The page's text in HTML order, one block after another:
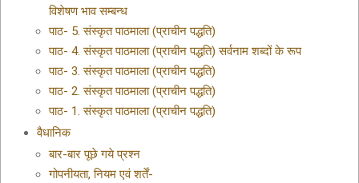
विशेषण भाव सम्बन्ध
पाठ- 5. संस्कृत पाठमाला (प्राचीन पद्धति)
पाठ- 4. संस्कृत पाठमाला (प्राचीन पद्धति) सर्वनाम शब्दों के रूप
पाठ- 3. संस्कृत पाठमाला (प्राचीन पद्धति)
पाठ- 2. संस्कृत पाठमाला (प्राचीन पद्धति)
पाठ- 1. संस्कृत पाठमाला (प्राचीन पद्धति)
वैधानिक
बार-बार पूछे गये प्रश्न
गोपनीयता, नियम एवं शर्तें-